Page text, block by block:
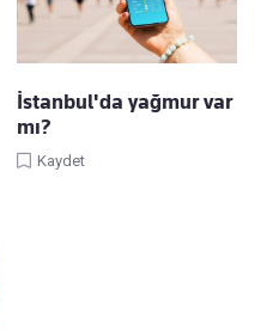
İstanbul'da yağmur var
mı?
Kaydet